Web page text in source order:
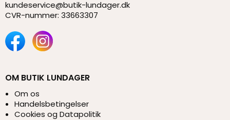
kundeservice@butik-lundager.dk
CVR-nummer: 33663307
OM BUTIK LUNDAGER
Om os
Handelsbetingelser
Cookies og Datapolitik